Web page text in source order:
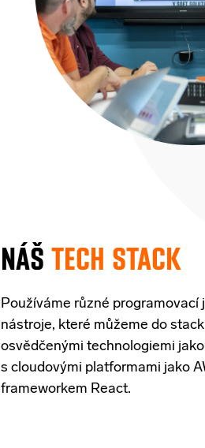
NÁŠ TECH STACK
Používáme různé
nástroje, které můžeme do
osvědčenými technologiemi jako
s cloudovými platformami jako
frameworkem React.